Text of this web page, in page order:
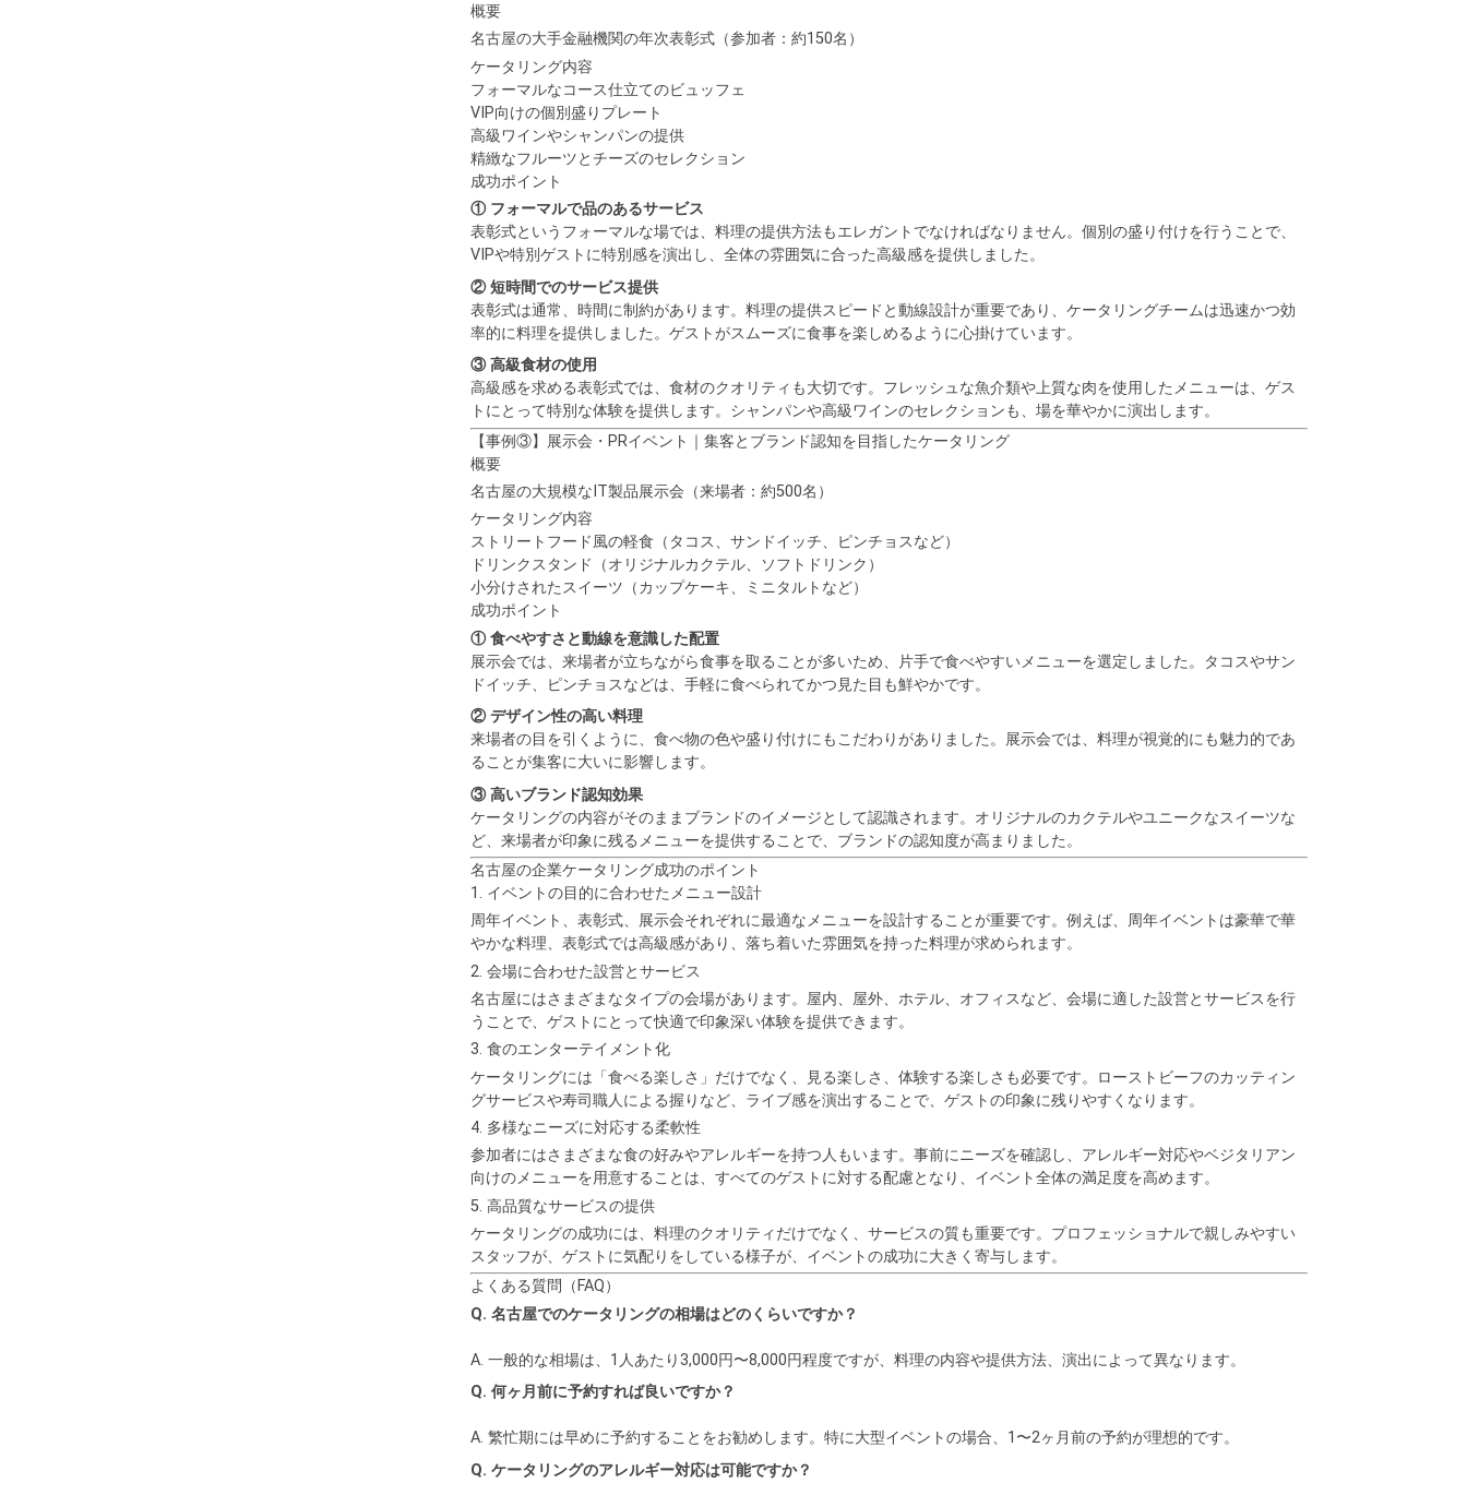
概要
名古屋の大手金融機関の年次表彰式（参加者：約150名）
ケータリング内容
フォーマルなコース仕立てのビュッフェ
VIP向けの個別盛りプレート
高級ワインやシャンパンの提供
精緻なフルーツとチーズのセレクション
成功ポイント
① フォーマルで品のあるサービス
表彰式というフォーマルな場では、料理の提供方法もエレガントでなければなりません。個別の盛り付けを行うことで、
VIPや特別ゲストに特別感を演出し、全体の雰囲気に合った高級感を提供しました。
② 短時間でのサービス提供
表彰式は通常、時間に制約があります。料理の提供スピードと動線設計が重要であり、ケータリングチームは迅速かつ効
率的に料理を提供しました。ゲストがスムーズに食事を楽しめるように心掛けています。
③ 高級食材の使用
高級感を求める表彰式では、食材のクオリティも大切です。フレッシュな魚介類や上質な肉を使用したメニューは、ゲス
トにとって特別な体験を提供します。シャンパンや高級ワインのセレクションも、場を華やかに演出します。
【事例③】展示会・PRイベント｜集客とブランド認知を目指したケータリング
概要
名古屋の大規模なIT製品展示会（来場者：約500名）
ケータリング内容
ストリートフード風の軽食（タコス、サンドイッチ、ピンチョスなど）
ドリンクスタンド（オリジナルカクテル、ソフトドリンク）
小分けされたスイーツ（カップケーキ、ミニタルトなど）
成功ポイント
① 食べやすさと動線を意識した配置
展示会では、来場者が立ちながら食事を取ることが多いため、片手で食べやすいメニューを選定しました。タコスやサン
ドイッチ、ピンチョスなどは、手軽に食べられてかつ見た目も鮮やかです。
② デザイン性の高い料理
来場者の目を引くように、食べ物の色や盛り付けにもこだわりがありました。展示会では、料理が視覚的にも魅力的であ
ることが集客に大いに影響します。
③ 高いブランド認知効果
ケータリングの内容がそのままブランドのイメージとして認識されます。オリジナルのカクテルやユニークなスイーツな
ど、来場者が印象に残るメニューを提供することで、ブランドの認知度が高まりました。
名古屋の企業ケータリング成功のポイント
1. イベントの目的に合わせたメニュー設計
周年イベント、表彰式、展示会それぞれに最適なメニューを設計することが重要です。例えば、周年イベントは豪華で華
やかな料理、表彰式では高級感があり、落ち着いた雰囲気を持った料理が求められます。
2. 会場に合わせた設営とサービス
名古屋にはさまざまなタイプの会場があります。屋内、屋外、ホテル、オフィスなど、会場に適した設営とサービスを行
うことで、ゲストにとって快適で印象深い体験を提供できます。
3. 食のエンターテイメント化
ケータリングには「食べる楽しさ」だけでなく、見る楽しさ、体験する楽しさも必要です。ローストビーフのカッティン
グサービスや寿司職人による握りなど、ライブ感を演出することで、ゲストの印象に残りやすくなります。
4. 多様なニーズに対応する柔軟性
参加者にはさまざまな食の好みやアレルギーを持つ人もいます。事前にニーズを確認し、アレルギー対応やベジタリアン
向けのメニューを用意することは、すべてのゲストに対する配慮となり、イベント全体の満足度を高めます。
5. 高品質なサービスの提供
ケータリングの成功には、料理のクオリティだけでなく、サービスの質も重要です。プロフェッショナルで親しみやすい
スタッフが、ゲストに気配りをしている様子が、イベントの成功に大きく寄与します。
よくある質問（FAQ）
Q. 名古屋でのケータリングの相場はどのくらいですか？
A. 一般的な相場は、1人あたり3,000円〜8,000円程度ですが、料理の内容や提供方法、演出によって異なります。
Q. 何ヶ月前に予約すれば良いですか？
A. 繁忙期には早めに予約することをお勧めします。特に大型イベントの場合、1〜2ヶ月前の予約が理想的です。
Q. ケータリングのアレルギー対応は可能ですか？